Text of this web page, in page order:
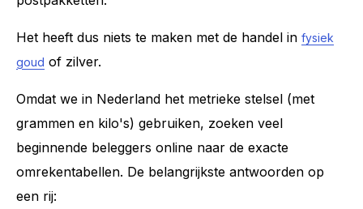
Het heeft dus niets te maken met de handel in fysiek
goud of zilver.
Omdat we in Nederland het metrieke stelsel (met
grammen en kilo's) gebruiken, zoeken veel
beginnende beleggers online naar de exacte
omrekentabellen. De belangrijkste antwoorden op
een rij: